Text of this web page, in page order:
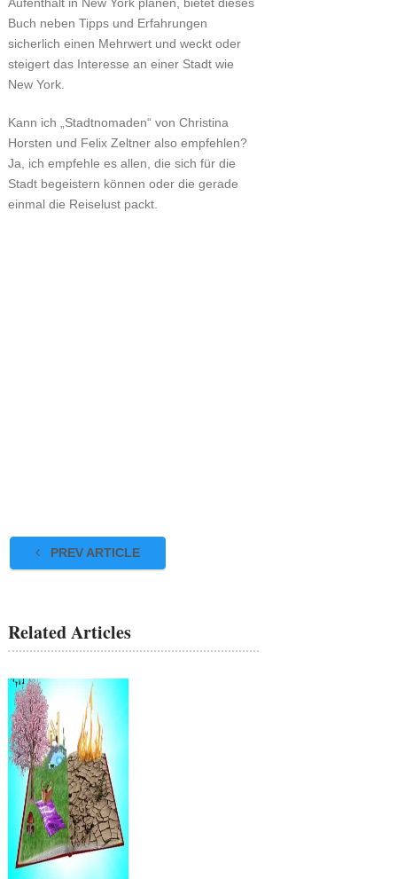
Buch neben Tipps und Erfahrungen
sicherlich einen Mehrwert und weckt oder
steigert das Interesse an einer Stadt wie
New York.
Kann ich „Stadtnomaden“ von Christina
Horsten und Felix Zeltner also empfehlen?
Ja, ich empfehle es allen, die sich für die
Stadt begeistern können oder die gerade
einmal die Reiselust packt.
PREV ARTICLE
Related Articles